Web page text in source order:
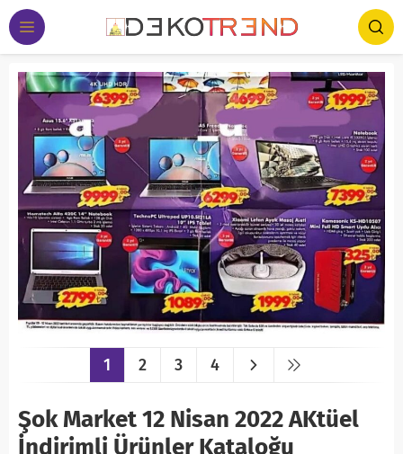
1 2 3 4
Şok Market 12 Nisan 2022 AKtüel
İndirimli Ürünler Kataloğu